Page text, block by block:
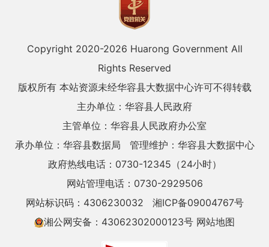
Copyright 2020-2026 Huarong Government All
Rights Reserved
版权所有 本站资源未经华容县大数据中心许可不得转载
主办单位：华容县人民政府
主管单位：华容县人民政府办公室
承办单位：华容县数据局
管理维护：华容县大数据中心
政府热线电话：0730-12345（24小时）
网站管理电话：0730-2929506
网站标识码：4306230032
湘ICP备09004767号
湘公网安备：43062302000123号 网站地图